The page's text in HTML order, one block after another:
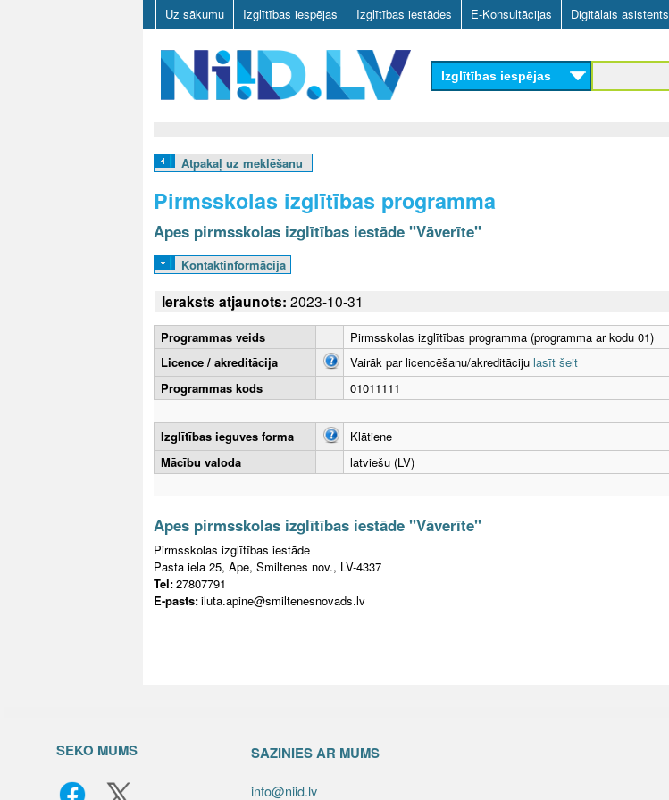
Skip
to
main
content
Uz sākumu Izglītības iespējas Izglītības iestādes E-Konsultācijas Digitālais asistents
D
V
Izglītības iespējas
Atpakaļ uz meklēšanu
Pirmsskolas izglītības programma
Apes pirmsskolas izglītības iestāde "Vāverīte"
Kontaktinformācija
Ieraksts atjaunots: 2023-10-31
Programmas veids
Pirmsskolas izglītības programma (programma ar kodu 01)
Licence / akreditācija
Vairāk par licencēšanu/akreditāciju lasīt šeit
Programmas kods
01011111
Izglītības ieguves forma
Klātiene
Mācību valoda
latviešu (LV)
Apes pirmsskolas izglītības iestāde "Vāverīte"
Pirmsskolas izglītības iestāde
Pasta iela 25, Ape, Smiltenes nov., LV-4337
Tel:27807791
E-pasts:iluta.apine@smiltenesnovads.lv
SEKO MUMS SAZINIES AR MUMS
info@niid.lv